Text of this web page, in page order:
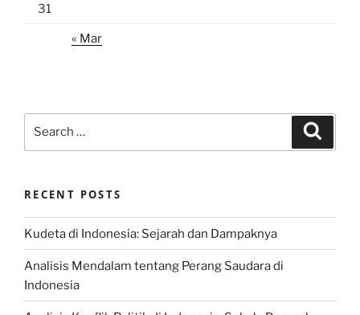
31
« Mar
RECENT POSTS
Kudeta di Indonesia: Sejarah dan Dampaknya
Analisis Mendalam tentang Perang Saudara di
Indonesia